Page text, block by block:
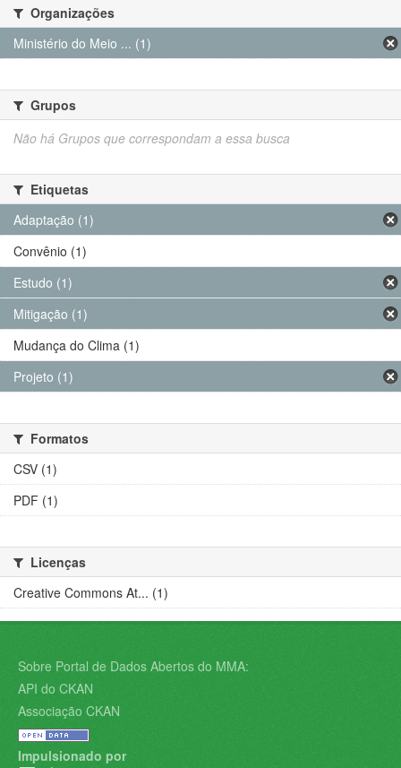
Organizações
Ministério do Meio ... (1)
Grupos
Não há Grupos que correspondam a essa busca
Etiquetas
Adaptação (1)
Convênio (1)
Estudo (1)
Mitigação (1)
Mudança do Clima (1)
Projeto (1)
Formatos
CSV (1)
PDF (1)
Licenças
Creative Commons At... (1)
Sobre Portal de Dados Abertos do MMA:
API do CKAN
Associação CKAN
Impulsionado por